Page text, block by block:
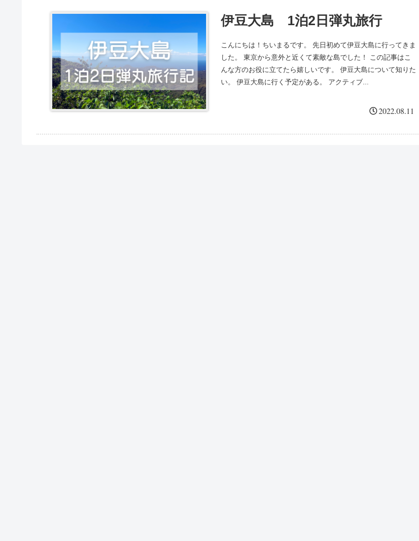
伊豆大島 1泊2日弾丸旅行
こんにちは！ちいまるです。 先日初めて伊豆大島に行ってきま
した。 東京から意外と近くて素敵な島でした！ この記事はこ
んな方のお役に立てたら嬉しいです。 伊豆大島について知りた
い。 伊豆大島に行く予定がある。 アクティブ...
2022.08.11